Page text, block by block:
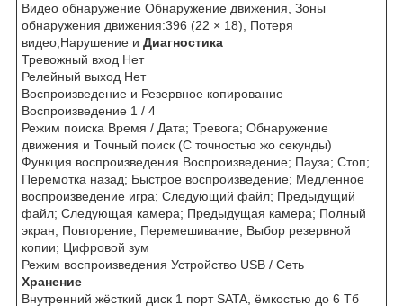
Видео обнаружение Обнаружение движения, Зоны
обнаружения движения:396 (22 × 18), Потеря
видео,Нарушение и Диагностика
Тревожный вход Нет
Релейный выход Нет
Воспроизведение и Резервное копирование
Воспроизведение 1 / 4
Режим поиска Время / Дата; Тревога; Обнаружение
движения и Точный поиск (С точностью жо секунды)
Функция воспроизведения Воспроизведение; Пауза; Стоп;
Перемотка назад; Быстрое воспроизведение; Медленное
воспроизведение игра; Следующий файл; Предыдущий
файл; Следующая камера; Предыдущая камера; Полный
экран; Повторение; Перемешивание; Выбор резервной
копии; Цифровой зум
Режим воспроизведения Устройство USB / Сеть
Хранение
Внутренний жёсткий диск 1 порт SATA, ёмкостью до 6 Тб